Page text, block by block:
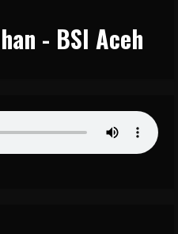
- BSI Aceh